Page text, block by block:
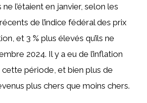
ne l’étaient en janvier, selon les
de l’indice fédéral des prix
et 3 % plus élevés qu’ils ne
2024. Il y a eu de l’inflation
période, et bien plus de
plus chers que moins chers.